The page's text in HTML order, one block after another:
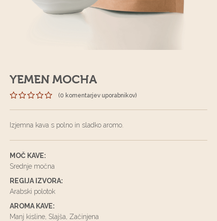
YEMEN MOCHA
(0 komentarjev uporabnikov)
Izjemna kava s polno in sladko aromo.
MOČ KAVE:
Srednje močna
REGIJA IZVORA:
Arabski polotok
AROMA KAVE:
Manj kisline, Slajša, Začinjena